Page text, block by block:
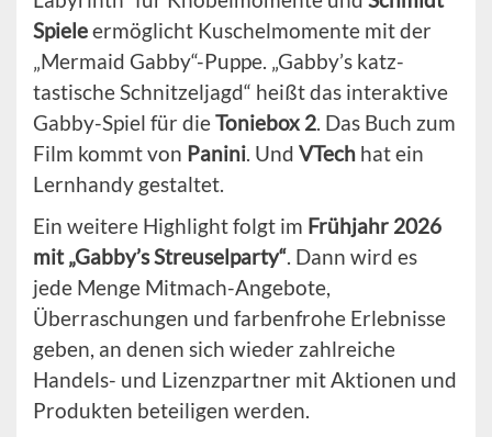
Spieleermöglicht Kuschelmomente mit der
„Mermaid Gabby“-Puppe. „Gabby’s katz-
tastische Schnitzeljagd“ heißt das interaktive
Gabby-Spiel für dieToniebox 2. Das Buch zum
Film kommt von Panini. Und VTech hat ein
Lernhandy gestaltet.
Ein weitere Highlight folgt im Frühjahr 2026
mit „Gabby’s Streuselparty“. Dann wird es
jede Menge Mitmach-Angebote,
Überraschungen und farbenfrohe Erlebnisse
geben, an denen sich wieder zahlreiche
Handels- und Lizenzpartner mit Aktionen und
Produkten beteiligen werden.